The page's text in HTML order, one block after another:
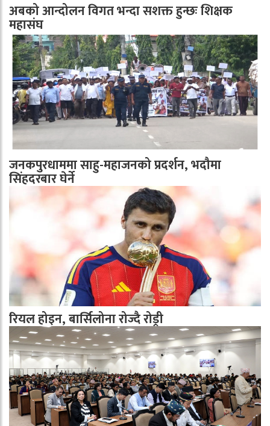
अबको आन्दोलन विगत भन्दा सशक्त हुन्छः शिक्षक
महासंघ
जनकपुरधाममा साहु-महाजनको प्रदर्शन, भदौमा
सिंहदरबार घेर्ने
रियल होइन, बार्सिलोना रोज्दै रोड्री